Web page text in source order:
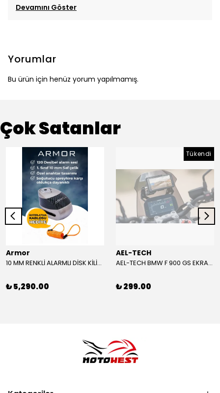
Devamını Göster
Yorumlar
Bu ürün için henüz yorum yapılmamış.
Çok Satanlar
Armor
10 MM RENKLİ ALARMLI DİSK KİLİDİ YENİ VERSİYON
₺ 5,290.00
Tükendi
AEL-TECH
AEL-TECH BMW F 900 GS EKRAN/GÖSTERGE KORUYUCU 2024-2025
₺ 299.00